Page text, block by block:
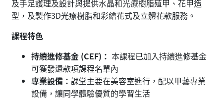
及手足護理及設計與提供水晶和光療樹脂殖甲、花甲造
型，及製作3D光療樹脂和彩繪花式及立體花款服務。
課程特色
持續進修基金 (CEF)： 本課程已加入持續進修基金
可獲發還款項課程名單內
專業設備： 課堂主要在美容室進行，配以甲藝專業
設備，讓同學體驗優質的學習生活